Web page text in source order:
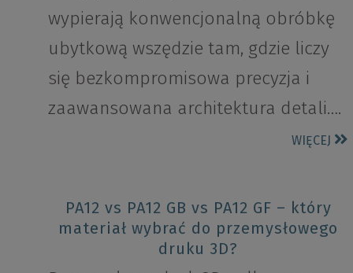
wypierają konwencjonalną obróbkę
ubytkową wszędzie tam, gdzie liczy
się bezkompromisowa precyzja i
zaawansowana architektura detali….
WIĘCEJ
PA12 vs PA12 GB vs PA12 GF – który
materiał wybrać do przemysłowego
druku 3D?